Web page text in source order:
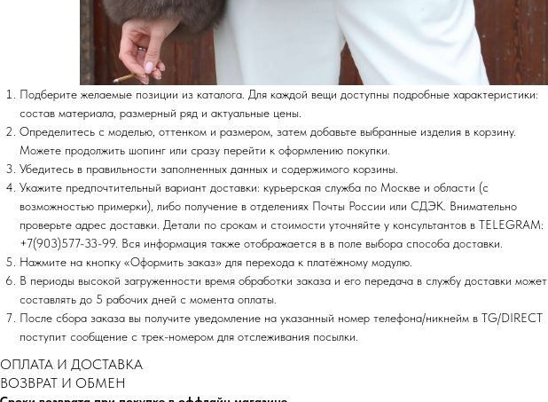
Подберите желаемые позиции из каталога. Для каждой вещи доступны подробные характеристики:
состав материала, размерный ряд и актуальные цены.
Определитесь с моделью, оттенком и размером, затем добавьте выбранные изделия в корзину.
Можете продолжить шопинг или сразу перейти к оформлению покупки.
Убедитесь в правильности заполненных данных и содержимого корзины.
Укажите предпочтительный вариант доставки: курьерская служба по Москве и области (с
возможностью примерки), либо получение в отделениях Почты России или СДЭК. Внимательно
проверьте адрес доставки. Детали по срокам и стоимости уточняйте у консультантов в TELEGRAM:
+7(903)577-33-99. Вся информация также отображается в в поле выбора способа доставки.
Нажмите на кнопку «Оформить заказ» для перехода к платёжному модулю.
В периоды высокой загруженности время обработки заказа и его передача в службу доставки может
составлять до 5 рабочих дней с момента оплаты.
После сбора заказа вы получите уведомление на указанный номер телефона/никнейм в TG/DIRECT
поступит сообщение с трек-номером для отслеживания посылки.
ОПЛАТА И ДОСТАВКА
ВОЗВРАТ И ОБМЕН